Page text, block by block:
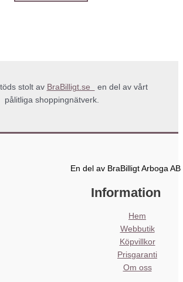
stolt av BraBilligt.se
en del av vårt
pålitliga shoppingnätverk.
En del av BraBilligt Arboga AB
Information
Hem
Webbutik
Köpvillkor
Prisgaranti
Om oss